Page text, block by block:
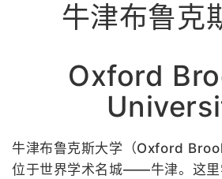
牛津布鲁克
Oxford
牛津布鲁克斯大学（Oxford
位于世界学术名城——牛津。这里